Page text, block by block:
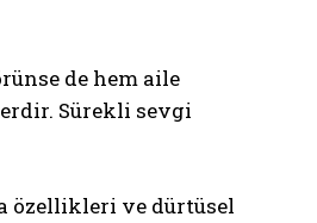
de hem aile
Sürekli sevgi
özellikleri ve dürtüsel